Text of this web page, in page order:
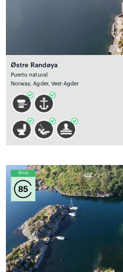
Østre Randøya
Puerto natural
Norway, Agder, Vest-Agder
Wind
85